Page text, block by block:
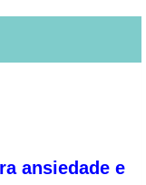
ansiedade e